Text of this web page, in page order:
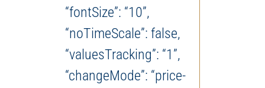
“fontSize”: “10”,
“noTimeScale”: false,
“valuesTracking”: “1”,
“changeMode”: “price-